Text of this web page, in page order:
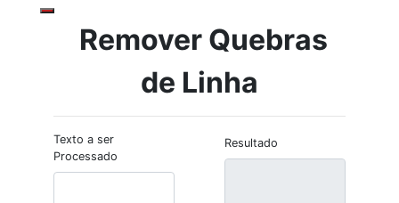
Remover Quebras
de Linha
Texto a ser
Processado
Resultado